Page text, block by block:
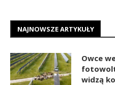
NAJNOWSZE ARTYKUŁY
Owce
widzą